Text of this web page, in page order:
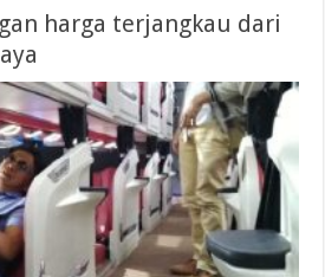
harga terjangkau dari